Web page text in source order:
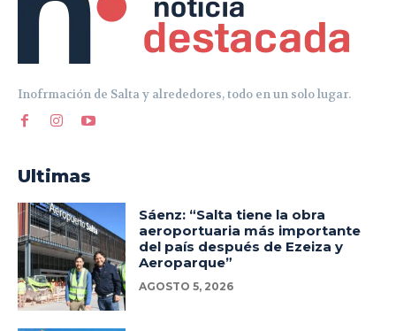
Inofrmación de Salta y alrededores, todo en un solo lugar.
Ultimas
Sáenz: “Salta tiene la obra
aeroportuaria más importante
del país después de Ezeiza y
Aeroparque”
AGOSTO 5, 2026